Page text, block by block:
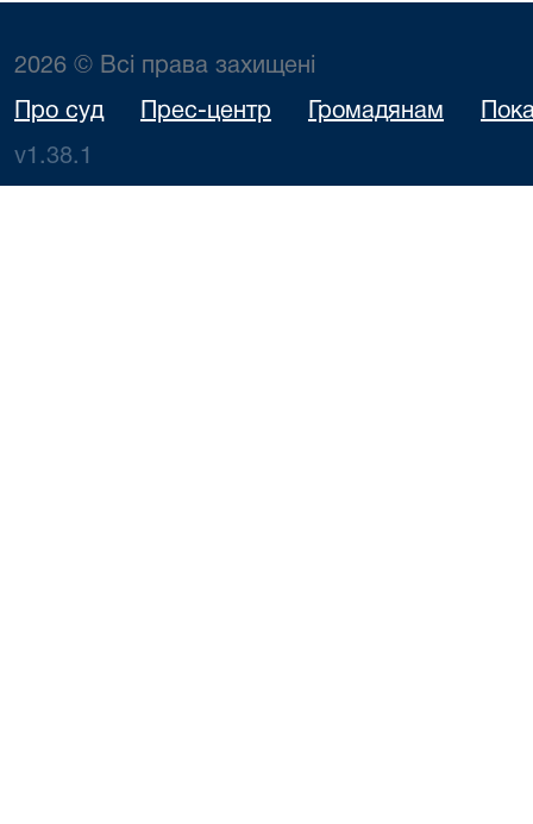
2026 © Всі права захищені
Про суд Прес-центр Громадянам
v1.38.1